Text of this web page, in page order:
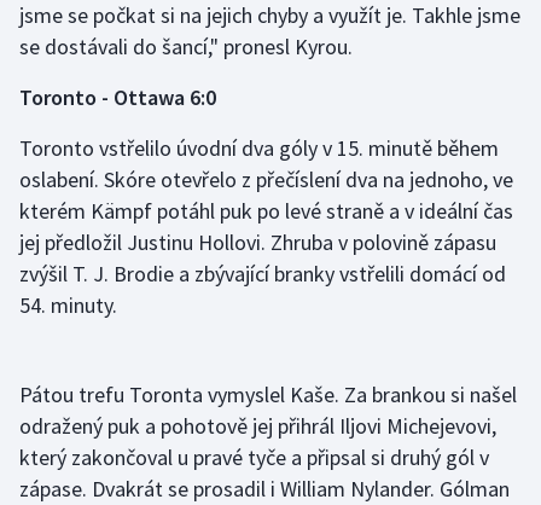
Rychlostní kanoistika
Sportovní střelba
Stolní tenis
Triatlon
Veslování
Volejbal
Ostatní
jsme se počkat si na jejich chyby a využít je. Takhle jsme
se dostávali do šancí," pronesl Kyrou.
Toronto - Ottawa 6:0
Toronto vstřelilo úvodní dva góly v 15. minutě během
oslabení. Skóre otevřelo z přečíslení dva na jednoho, ve
kterém Kämpf potáhl puk po levé straně a v ideální čas
jej předložil Justinu Hollovi. Zhruba v polovině zápasu
zvýšil T. J. Brodie a zbývající branky vstřelili domácí od
54. minuty.
Pátou trefu Toronta vymyslel Kaše. Za brankou si našel
odražený puk a pohotově jej přihrál Iljovi Michejevovi,
který zakončoval u pravé tyče a připsal si druhý gól v
zápase. Dvakrát se prosadil i William Nylander. Gólman